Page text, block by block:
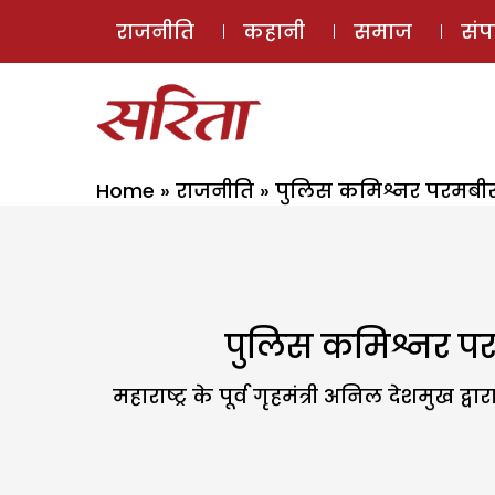
राजनीति कहानी समाज
Home » राजनीति » पुलिस कमिश्नर परमबीर
पुलिस कमिश्नर
महाराष्ट्र के पूर्व गृहमंत्री अनिल देशमुख